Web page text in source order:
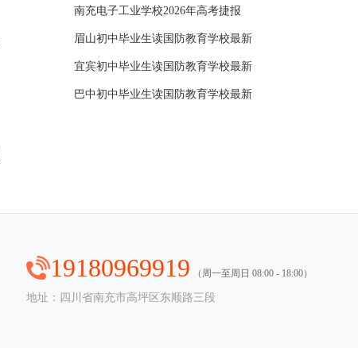
南充电子工业学校2026年高考捷报
眉山初中毕业生读国防教育学校最新
宜宾初中毕业生读国防教育学校最新
巴中初中毕业生读国防教育学校最新
19180969919 （周一至周日 08:00 - 18:00）
地址：四川省南充市高坪区东顺路三段